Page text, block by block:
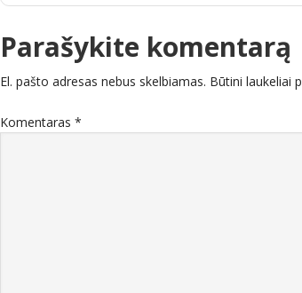
Parašykite komentarą
El. pašto adresas nebus skelbiamas. Būtini laukeliai
Komentaras *